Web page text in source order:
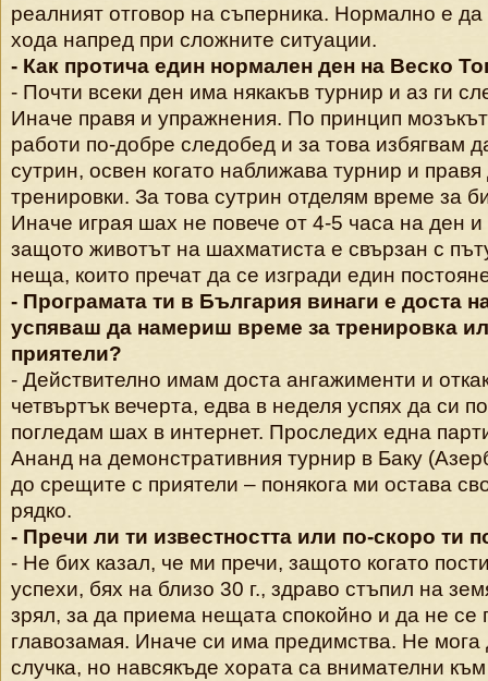
реалният отговор на съперника. Нормално е
хода напред при сложните ситуации.
- Как протича един нормален ден на Веско
- Почти всеки ден има някакъв турнир и аз ги
Иначе правя и упражнения. По принцип
работи по-добре следобед и за това избягвам
сутрин, освен когато наближава турнир и правя
тренировки. За това сутрин отделям време за
Иначе играя шах не повече от 4-5 часа на ден и
защото животът на шахматиста е свързан с
неща, които пречат да се изгради един
- Програмата ти в България винаги е доста
успяваш да намериш време за тренировка
приятели?
- Действително имам доста ангажименти и
четвъртък вечерта, едва в неделя успях да си
погледам шах в интернет. Проследих една
Ананд на демонстративния турнир в Баку
до срещите с приятели – понякога ми остава
рядко.
- Пречи ли ти известността или по-скоро ти
- Не бих казал, че ми пречи, защото когато
успехи, бях на близо 30 г., здраво стъпил на
зрял, за да приема нещата спокойно и да не се
главозамая. Иначе си има предимства. Не мога
случка, но навсякъде хората са внимателни